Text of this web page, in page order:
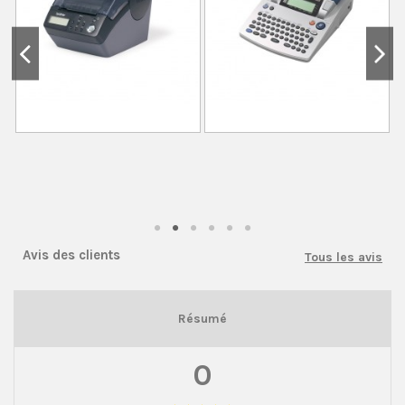
Avis des clients Tous les avis
Résumé
0